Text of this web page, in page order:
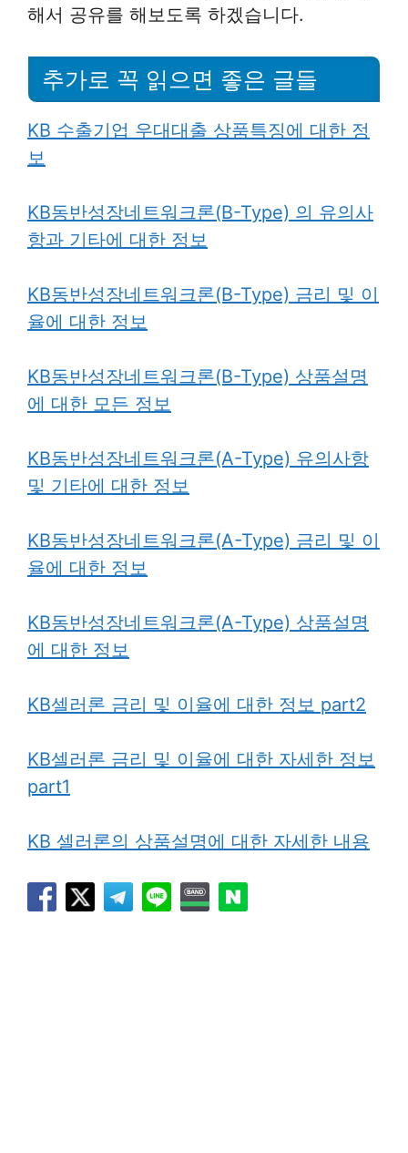
해서 공유를 해보도록 하겠습니다.
추가로 꼭 읽으면 좋은 글들
KB 수출기업 우대대출 상품특징에 대한 정
보
KB동반성장네트워크론(B-Type) 의 유의사
항과 기타에 대한 정보
KB동반성장네트워크론(B-Type) 금리 및 이
율에 대한 정보
KB동반성장네트워크론(B-Type) 상품설명
에 대한 모든 정보
KB동반성장네트워크론(A-Type) 유의사항
및 기타에 대한 정보
KB동반성장네트워크론(A-Type) 금리 및 이
율에 대한 정보
KB동반성장네트워크론(A-Type) 상품설명
에 대한 정보
KB셀러론 금리 및 이율에 대한 정보 part2
KB셀러론 금리 및 이율에 대한 자세한 정보
part1
KB 셀러론의 상품설명에 대한 자세한 내용